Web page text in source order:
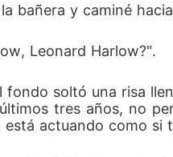
bañera y caminé
Leonard Harlow?".
fondo soltó una risa
tres años, no
está actuando como si